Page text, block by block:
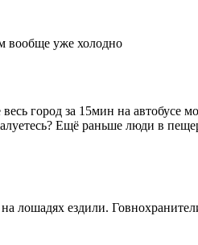
вообще уже холодно
город за 15мин на
Ещё раньше люди в
лошадях ездили.